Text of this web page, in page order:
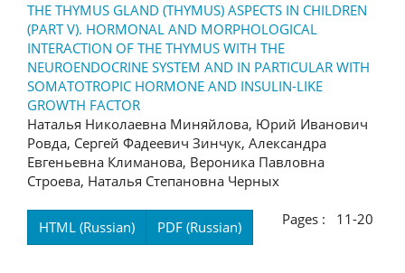
THE THYMUS GLAND (THYMUS) ASPECTS IN CHILDREN
(PART V). HORMONAL AND MORPHOLOGICAL
INTERACTION OF THE THYMUS WITH THE
NEUROENDOCRINE SYSTEM AND IN PARTICULAR WITH
SOMATOTROPIC HORMONE AND INSULIN-LIKE
GROWTH FACTOR
Наталья Николаевна Миняйлова, Юрий Иванович
Ровда, Сергей Фадеевич Зинчук, Александра
Евгеньевна Климанова, Вероника Павловна
Строева, Наталья Степановна Черных
HTML (Russian) PDF (Russian) Pages : 11-20